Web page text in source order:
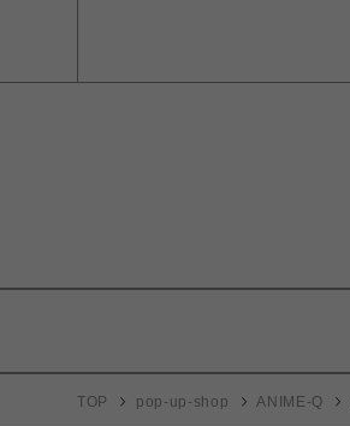
TOP pop-up-shop ANIME-Q